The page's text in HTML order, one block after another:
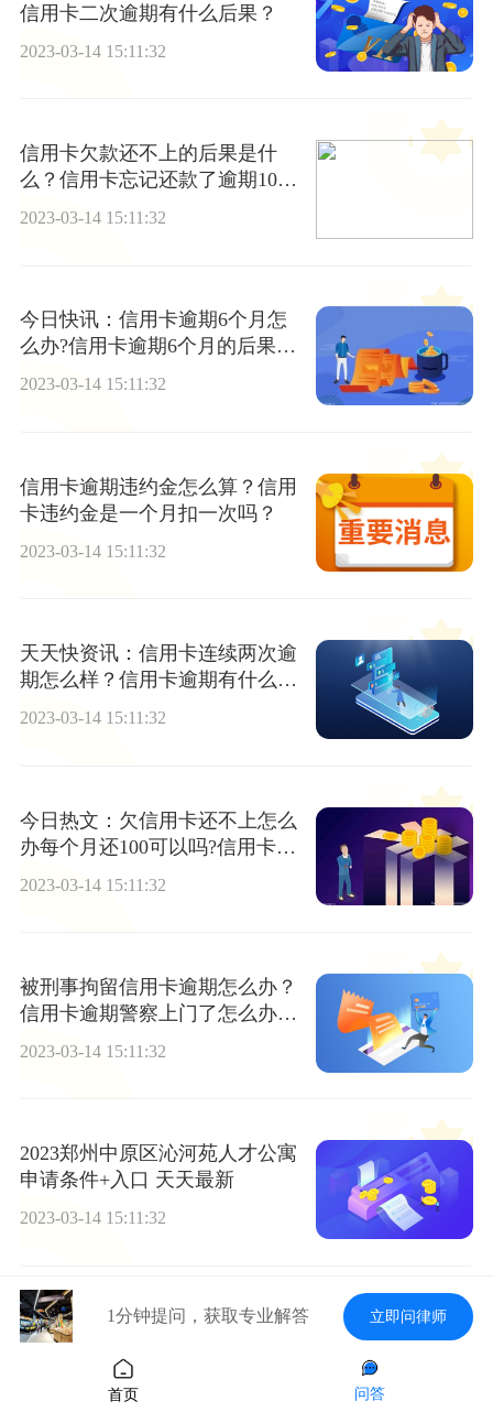
信用卡二次逾期有什么后果？
2023-03-14 15:11:32
信用卡欠款还不上的后果是什
么？信用卡忘记还款了逾期10天
了后果什么样?
2023-03-14 15:11:32
今日快讯：信用卡逾期6个月怎
么办?信用卡逾期6个月的后果是
什么？
2023-03-14 15:11:32
信用卡逾期违约金怎么算？信用
卡违约金是一个月扣一次吗？
2023-03-14 15:11:32
天天快资讯：信用卡连续两次逾
期怎么样？信用卡逾期有什么后
果？
2023-03-14 15:11:32
今日热文：欠信用卡还不上怎么
办每个月还100可以吗?信用卡逾
2023-03-14 15:11:32
被刑事拘留信用卡逾期怎么办？
信用卡逾期警察上门了怎么办? |
2023-03-14 15:11:32
2023郑州中原区沁河苑人才公寓
申请条件+入口 天天最新
2023-03-14 15:11:32
天天热讯:信用卡停息挂账找谁协
商？信用卡逾期多久才能申请停
2023-03-14 15:11:32
1分钟提问，获取专业解答 立即问律师
首页 问答